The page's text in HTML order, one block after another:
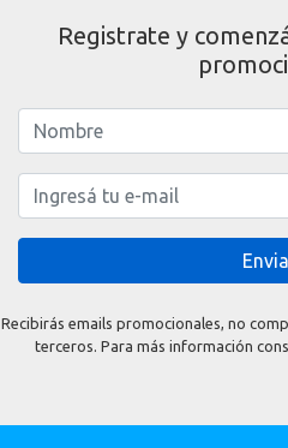
Registrate y
Recibirás emails promocionales, no
terceros. Para más información